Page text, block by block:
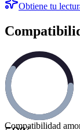
Obtiene tu
Compatibilidad